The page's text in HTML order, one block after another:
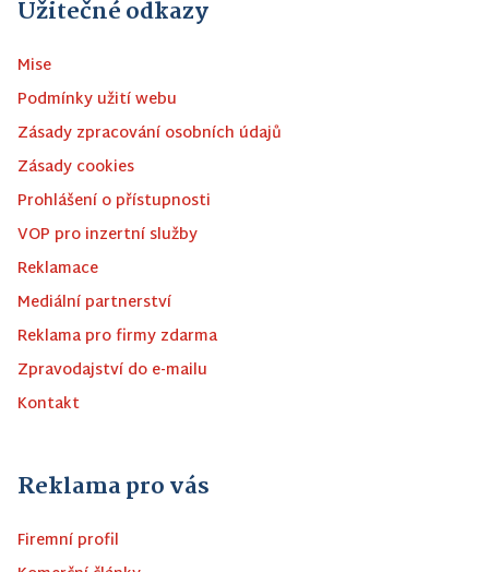
Užitečné odkazy
Mise
Podmínky užití webu
Zásady zpracování osobních údajů
Zásady cookies
Prohlášení o přístupnosti
VOP pro inzertní služby
Reklamace
Mediální partnerství
Reklama pro firmy zdarma
Zpravodajství do e-mailu
Kontakt
Reklama pro vás
Firemní profil